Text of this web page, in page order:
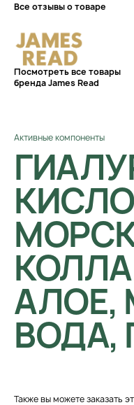
Все отзывы о товаре
Посмотреть все товары
бренда James Read
Активные компоненты
АЛОЕ,
ВОДА,
Также вы можете заказать